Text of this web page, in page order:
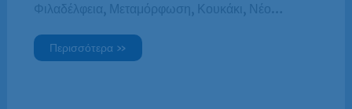
Φιλαδέλφεια, Μεταμόρφωση, Κουκάκι, Νέο…
Περισσότερα »